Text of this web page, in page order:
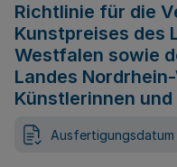
Richtlinie für die
Kunstpreises des
Westfalen sowie
Landes
Künstlerinnen
Ausfertigungsdatum